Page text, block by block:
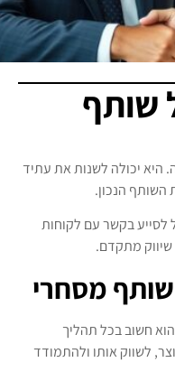
שותף
היא יכולה לשנות את עתיד
הנכון.
לסייע בקשר עם לקוחות
שיווק מתקדם.
מסחרי
חשוב בכל תהליך
לשווק אותו ולהתמודד